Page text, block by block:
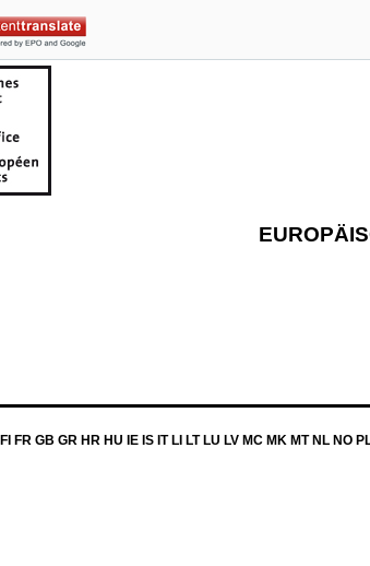
FR GB GR HR HU IE IS IT LI LT LU LV MC MK MT NL NO